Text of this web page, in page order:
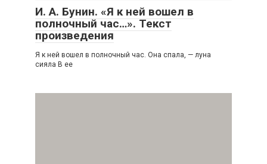
И. А. Бунин. «Я к ней вошел в
полночный час…». Текст
произведения
Я к ней вошел в полночный час. Она спала, — луна
сияла В ее